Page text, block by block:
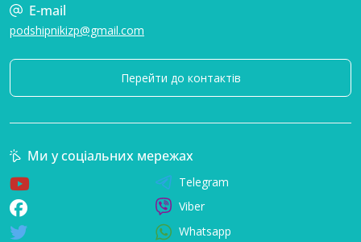
E-mail
podshipnikizp@gmail.com
Перейти до контактів
Ми у соціальних мережах
Telegram
Viber
Whatsapp